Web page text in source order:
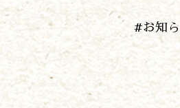
#お知